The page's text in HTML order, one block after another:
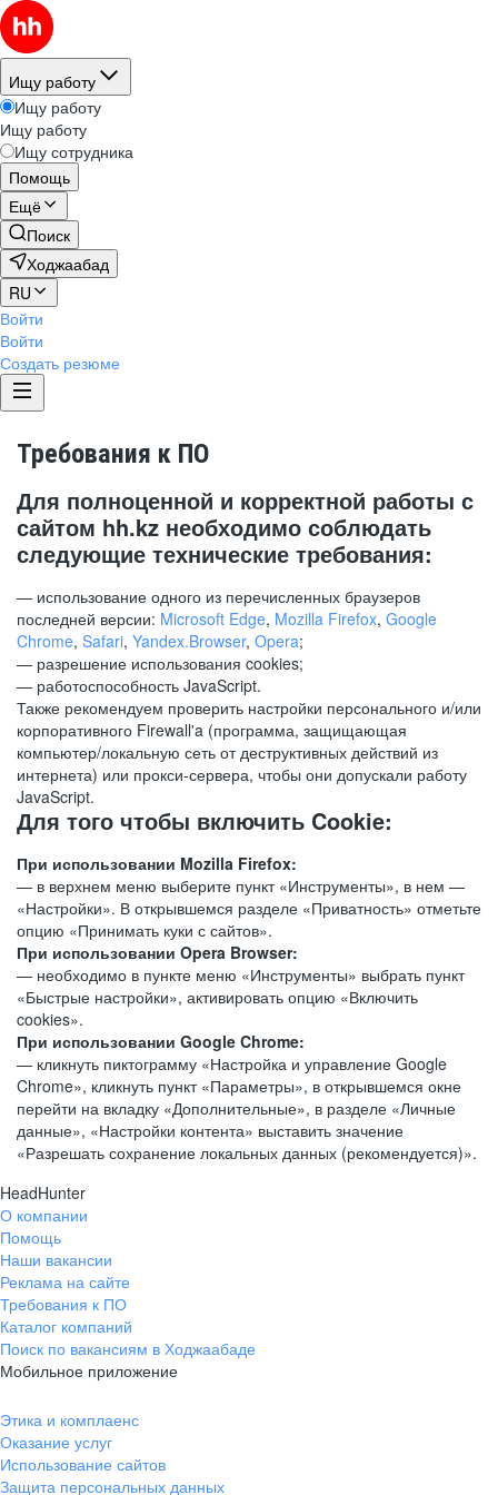
Ищу работу
Ищу работу
Ищу работу
Ищу сотрудника
Помощь
Ещё
Поиск
Ходжаабад
RU
Войти
Войти
Создать резюме
Требования к ПО
Для полноценной и корректной работы с
сайтом hh.kz необходимо соблюдать
следующие технические требования:
— использование одного из перечисленных браузеров
последней версии: Microsoft Edge, Mozilla Firefox, Google
Chrome, Safari, Yandex.Browser, Opera;
— разрешение использования cookies;
— работоспособность JavaScript.
Также рекомендуем проверить настройки персонального и/или
корпоративного Firewall'a (программа, защищающая
компьютер/локальную сеть от деструктивных действий из
интернета) или прокси-сервера, чтобы они допускали работу
JavaScript.
Для того чтобы включить Cookie:
При использовании Mozilla Firefox:
— в верхнем меню выберите пункт «Инструменты», в нем —
«Настройки». В открывшемся разделе «Приватность» отметьте
опцию «Принимать куки с сайтов».
При использовании Opera Browser:
— необходимо в пункте меню «Инструменты» выбрать пункт
«Быстрые настройки», активировать опцию «Включить
cookies».
При использовании Google Chrome:
— кликнуть пиктограмму «Настройка и управление Google
Chrome», кликнуть пункт «Параметры», в открывшемся окне
перейти на вкладку «Дополнительные», в разделе «Личные
данные», «Настройки контента» выставить значение
«Разрешать сохранение локальных данных (рекомендуется)».
HeadHunter
О компании
Помощь
Наши вакансии
Реклама на сайте
Требования к ПО
Каталог компаний
Поиск по вакансиям в Ходжаабаде
Мобильное приложение
Этика и комплаенс
Оказание услуг
Использование сайтов
Защита персональных данных